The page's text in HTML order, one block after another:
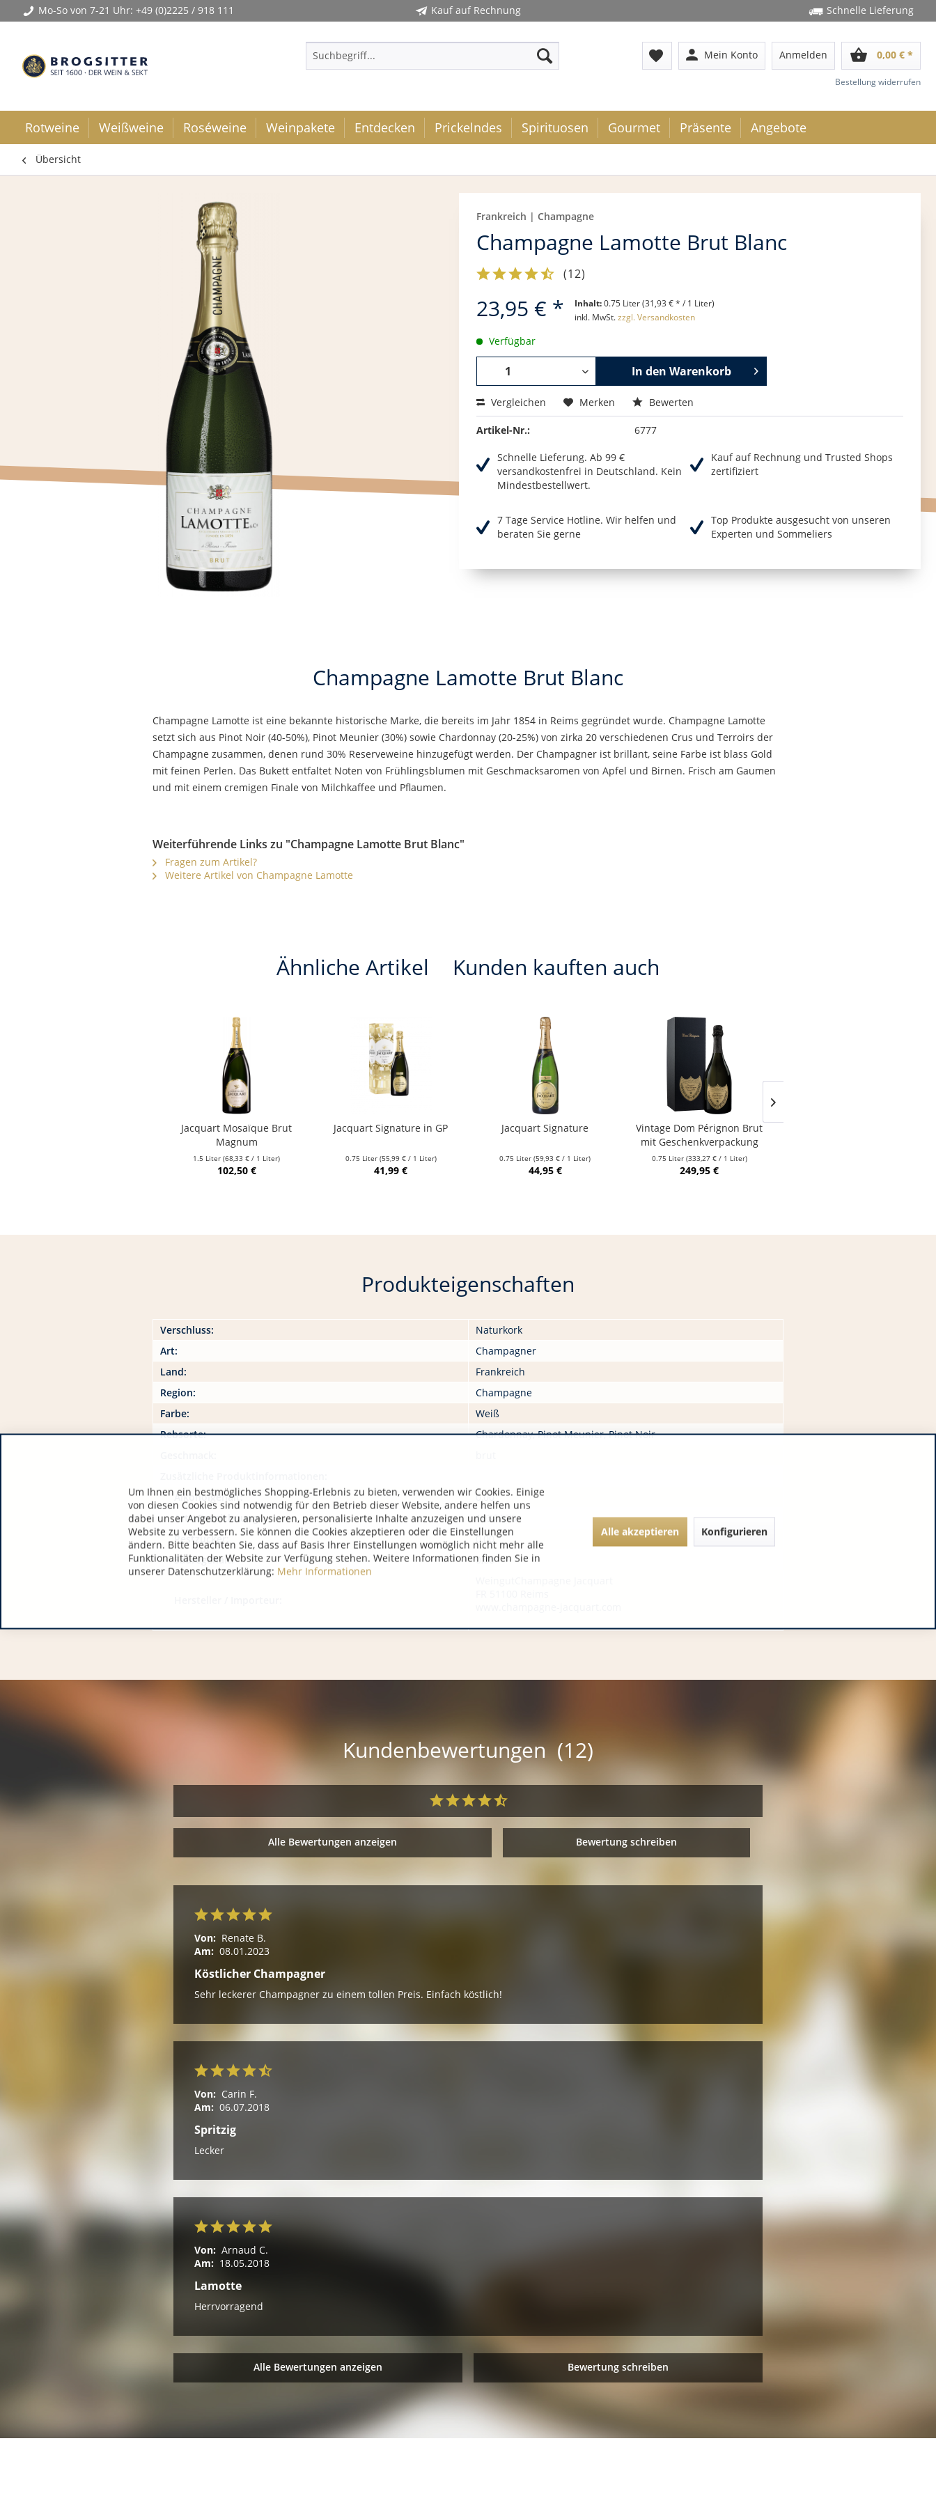
Mo-So von 7-21 Uhr: +49 (0)2225 / 918 111 Kauf auf Rechnung Schnelle Lieferung
favorite person Mein Konto Anmelden shopping_basket 0,00 € *
Bestellung widerrufen
Rotweine Weißweine Roséweine Weinpakete Entdecken Prickelndes Spirituosen Gourmet Präsente Angebote
Übersicht
Frankreich | Champagne
Champagne Lamotte Brut Blanc
(12)
23,95 € * Inhalt:0.75 Liter (31,93 € * / 1 Liter)
inkl. MwSt.zzgl. Versandkosten
Verfügbar
In den Warenkorb
Vergleichen Merken Bewerten
Artikel-Nr.: 6777
Schnelle Lieferung. Ab 99 €
versandkostenfrei in Deutschland. Kein
Mindestbestellwert.
Kauf auf Rechnung und Trusted Shops
zertifiziert
7 Tage Service Hotline. Wir helfen und
beraten Sie gerne
Top Produkte ausgesucht von unseren
Experten und Sommeliers
Champagne Lamotte Brut Blanc
Champagne Lamotte ist eine bekannte historische Marke, die bereits im Jahr 1854 in Reims gegründet wurde. Champagne Lamotte
setzt sich aus Pinot Noir (40-50%), Pinot Meunier (30%) sowie Chardonnay (20-25%) von zirka 20 verschiedenen Crus und Terroirs der
Champagne zusammen, denen rund 30% Reserveweine hinzugefügt werden. Der Champagner ist brillant, seine Farbe ist blass Gold
mit feinen Perlen. Das Bukett entfaltet Noten von Frühlingsblumen mit Geschmacksaromen von Apfel und Birnen. Frisch am Gaumen
und mit einem cremigen Finale von Milchkaffee und Pflaumen.
Weiterführende Links zu "Champagne Lamotte Brut Blanc"
Fragen zum Artikel?
Weitere Artikel von Champagne Lamotte
Ähnliche Artikel Kunden kauften auch
Jacquart Mosaïque Brut
Magnum
1.5 Liter(68,33 € / 1 Liter)
102,50 €
Jacquart Signature in GP
0.75 Liter (55,99 € / 1 Liter)
41,99 €
Jacquart Signature
0.75 Liter(59,93 € / 1 Liter)
44,95 €
Vintage Dom Pérignon Brut
mit Geschenkverpackung
0.75 Liter (333,27 € / 1 Liter)
249,95 €
Produkteigenschaften
Verschluss:
Naturkork
Art:
Champagner
Land:
Frankreich
Region:
Champagne
Farbe:
Weiß
Rebsorte:
Chardonnay, Pinot Meunier, Pinot Noir
Alkoholgehalt:
0,00
Art / Bezeichnung:
1037,578
Restzucker:
0,00
Säuregehalt:
0,00
Kundenbewertungen (12)
Alle Bewertungen anzeigen Bewertung schreiben
Von: Renate B.
Am: 08.01.2023
Köstlicher Champagner
Sehr leckerer Champagner zu einem tollen Preis. Einfach köstlich!
Von: Carin F.
Am: 06.07.2018
Spritzig
Lecker
Von: Arnaud C.
Am: 18.05.2018
Lamotte
Herrvorragend
Alle Bewertungen anzeigen Bewertung schreiben
Um Ihnen ein bestmögliches Shopping-Erlebnis zu bieten, verwenden wir Cookies. Einige
von diesen Cookies sind notwendig für den Betrieb dieser Website, andere helfen uns
dabei unser Angebot zu analysieren, personalisierte Inhalte anzuzeigen und unsere
Website zu verbessern. Sie können die Cookies akzeptieren oder die Einstellungen
ändern. Bitte beachten Sie, dass auf Basis Ihrer Einstellungen womöglich nicht mehr alle
Funktionalitäten der Website zur Verfügung stehen. Weitere Informationen finden Sie in
unserer Datenschutzerklärung: Mehr Informationen
Alle akzeptieren Konfigurieren